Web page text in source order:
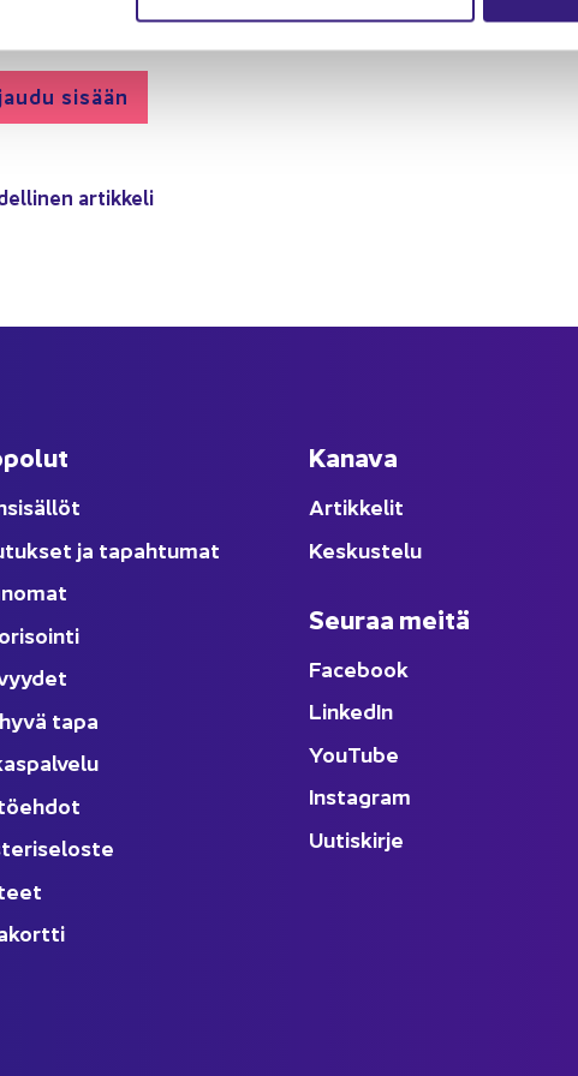
si­sään
ar­tik­ke­li
ja ta­pah­tu­mat
tapa
Ka­na­va
Ar­tik­ke­lit
Kes­kus­te­lu
Seu­raa meitä
Face­book
Lin­ke­dIn
YouTube
Ins­ta­gram
Uu­tis­kir­je